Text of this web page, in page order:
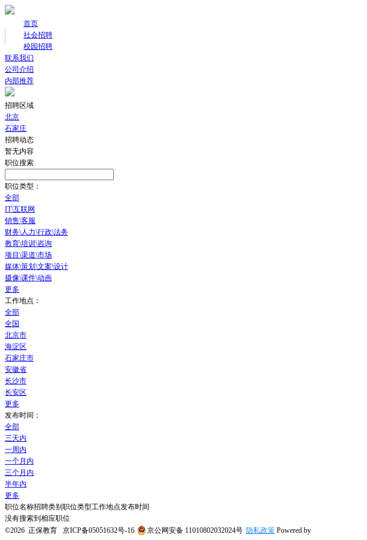
首页
社会招聘
校园招聘
联系我们
公司介绍
内部推荐
招聘区域
北京
石家庄
招聘动态
暂无内容
职位搜索
职位类型：
全部
IT\互联网
销售\客服
财务\人力\行政\法务
教育\培训\咨询
项目\渠道\市场
媒体\策划\文案\设计
摄像\课件\动画
更多
工作地点：
全部
全国
北京市
海淀区
石家庄市
安徽省
长沙市
长安区
更多
发布时间：
全部
三天内
一周内
一个月内
三个月内
半年内
更多
职位名称招聘类别 职位类型工作地点发布时间
没有搜索到相应职位
©2026 正保教育 京ICP备05051632号-16 京公网安备 11010802032024号 隐私政策 Powered by